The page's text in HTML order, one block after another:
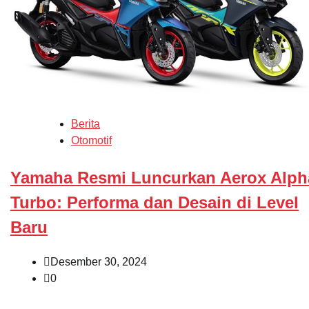
Berita
Otomotif
Yamaha Resmi Luncurkan Aerox
Turbo: Performa dan Desain di Level
Baru
Desember 30, 2024
0